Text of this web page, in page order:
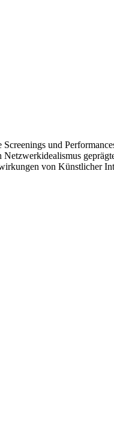
und
von Künstlicher